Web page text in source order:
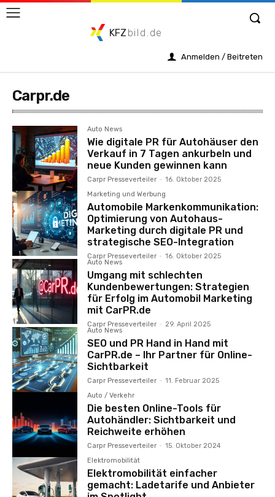
KFZ bild.de
Anmelden / Beitreten
Carpr.de
Auto News
Wie digitale PR für Autohäuser den
Verkauf in 7 Tagen ankurbeln und
neue Kunden gewinnen kann
Carpr Presseverteiler - 16. Oktober 2025
Marketing und Werbung
Automobile Markenkommunikation:
Optimierung von Autohaus-
Marketing durch digitale PR und
strategische SEO-Integration
Carpr Presseverteiler - 16. Oktober 2025
Auto News
Umgang mit schlechten
Kundenbewertungen: Strategien
für Erfolg im Automobil Marketing
mit CarPR.de
Carpr Presseverteiler - 29. April 2025
Auto News
SEO und PR Hand in Hand mit
CarPR.de – Ihr Partner für Online-
Sichtbarkeit
Carpr Presseverteiler - 11. Februar 2025
Auto / Verkehr
Die besten Online-Tools für
Autohändler: Sichtbarkeit und
Reichweite erhöhen
Carpr Presseverteiler - 15. Oktober 2024
Elektromobilität
Elektromobilität einfacher
gemacht: Ladetarife und Anbieter